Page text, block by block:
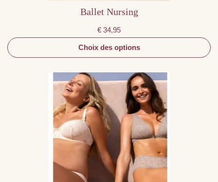
Ballet Nursing
€ 34,95
Choix des options
produit
plusieurs
variations.
Les
options
peuvent
être
la
page
du
produit